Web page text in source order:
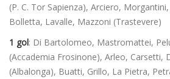
(P. C. Tor Sapienza), Arciero,
Bolletta, Lavalle, Mazzoni (Trastevere)
1 gol: Di Bartolomeo, Mastromattei,
(Accademia Frosinone), Arleo, Carsetti,
(Albalonga), Buatti, Grillo, La Pietra,